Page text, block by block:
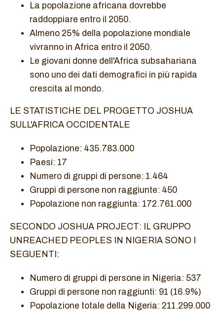
La popolazione africana dovrebbe
raddoppiare entro il 2050.
Almeno 25% della popolazione mondiale
vivranno in Africa entro il 2050.
Le giovani donne dell'Africa subsahariana
sono uno dei dati demografici in più rapida
crescita al mondo.
LE STATISTICHE DEL PROGETTO JOSHUA
SULL'AFRICA OCCIDENTALE
Popolazione: 435.783.000
Paesi: 17
Numero di gruppi di persone: 1.464
Gruppi di persone non raggiunte: 450
Popolazione non raggiunta: 172.761.000
SECONDO JOSHUA PROJECT: IL GRUPPO
UNREACHED PEOPLES IN NIGERIA SONO I
SEGUENTI:
Numero di gruppi di persone in Nigeria: 537
Gruppi di persone non raggiunti: 91 (16.9%)
Popolazione totale della Nigeria: 211.299.000